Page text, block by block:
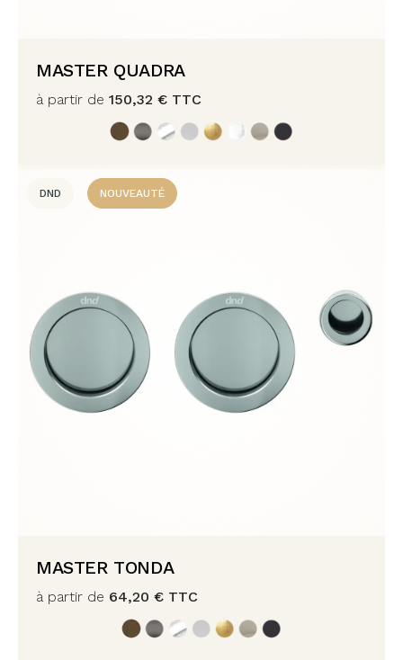
MASTER QUADRA
à partir de 150,32 € TTC
DND NOUVEAUTÉ
MASTER TONDA
à partir de 64,20 € TTC